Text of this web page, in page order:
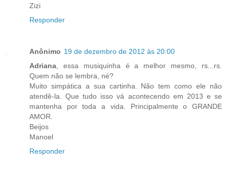
Zizi
Responder
Anônimo 19 de dezembro de 2012 às 20:00
Adriana , essa musiquinha é a melhor mesmo, rs...rs.
Quem não se lembra, né?
Muito simpática a sua cartinha. Não tem como ele não
atendê-la. Que tudo isso vá acontecendo em 2013 e se
mantenha por toda a vida. Principalmente o GRANDE
AMOR.
Beijos
Manoel
Responder